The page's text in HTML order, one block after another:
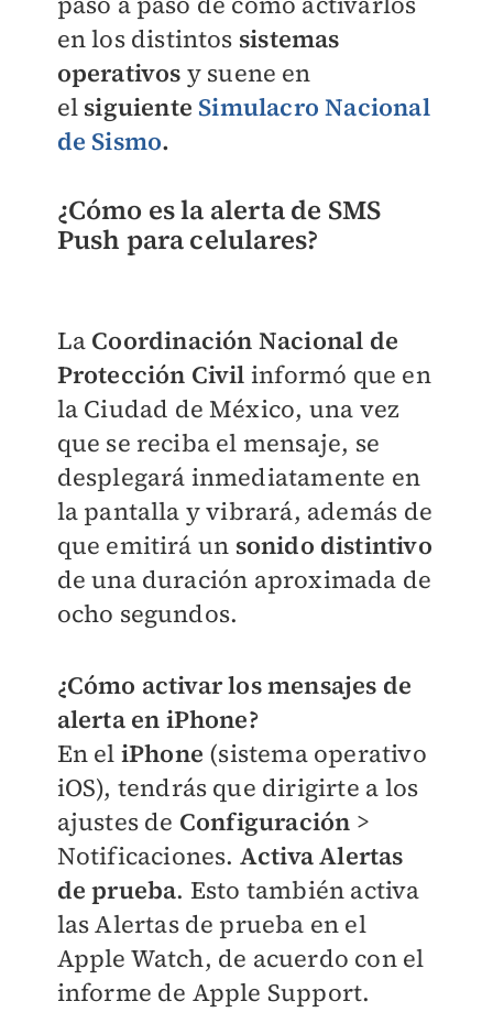
en los distintos sistemas
operativos y suene en
elsiguiente Simulacro Nacional
de Sismo.
¿Cómo es la alerta de SMS
Push para celulares?
La Coordinación Nacional de
Protección Civil informó que en
la Ciudad de México, una vez
que se reciba el mensaje, se
desplegará inmediatamente en
la pantalla y vibrará, además de
que emitirá un sonido distintivo
de una duración aproximada de
ocho segundos.
¿Cómo activar los mensajes de
alerta en iPhone?
En el iPhone (sistema operativo
iOS), tendrás que dirigirte a los
ajustes de Configuración >
Notificaciones. Activa Alertas
de prueba. Esto también activa
las Alertas de prueba en el
Apple Watch, de acuerdo con el
informe de Apple Support.